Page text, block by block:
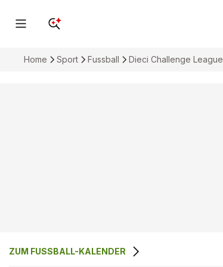
Home Sport Fussball Dieci Challenge League
ZUM FUSSBALL-KALENDER